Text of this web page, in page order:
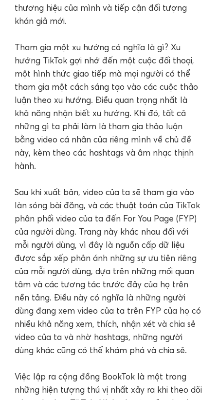
thương hiệu của mình và tiếp cận đối tượng
khán giả mới.
Tham gia một xu hướng có nghĩa là gì? Xu
hướng TikTok gợi nhớ đến một cuộc đối thoại,
một hình thức giao tiếp mà mọi người có thể
tham gia một cách sáng tạo vào các cuộc thảo
luận theo xu hướng. Điều quan trọng nhất là
khả năng nhận biết xu hướng. Khi đó, tất cả
những gì ta phải làm là tham gia thảo luận
bằng video cá nhân của riêng mình về chủ đề
này, kèm theo các hashtags và âm nhạc thịnh
hành.
Sau khi xuất bản, video của ta sẽ tham gia vào
làn sóng bài đăng, và các thuật toán của TikTok
phân phối video của ta đến For You Page (FYP)
của người dùng. Trang này khác nhau đối với
mỗi người dùng, vì đây là nguồn cấp dữ liệu
được sắp xếp phản ánh những sự ưu tiên riêng
của mỗi người dùng, dựa trên những mối quan
tâm và các tương tác trước đây của họ trên
nền tảng. Điều này có nghĩa là những người
dùng đang xem video của ta trên FYP của họ có
nhiều khả năng xem, thích, nhận xét và chia sẻ
video của ta và nhờ hashtags, những người
dùng khác cũng có thể khám phá và chia sẻ.
Việc lập ra cộng đồng BookTok là một trong
những hiện tượng thú vị nhất xảy ra khi theo dõi